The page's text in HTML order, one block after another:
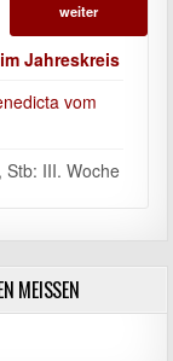
weiter
Jahreskreis
vom
Stb: III. Woche
MEISSEN